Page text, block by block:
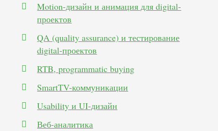
Motion-дизайн и анимация для digital-
проектов
QA (quality assurance) и тестирование
digital-проектов
RTB, programmatic buying
SmartTV-коммуникации
Usability и UI-дизайн
Веб-аналитика